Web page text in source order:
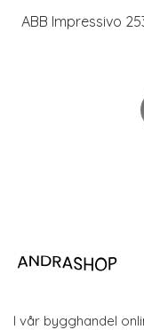
ABB Impressivo
I vår bygghandel